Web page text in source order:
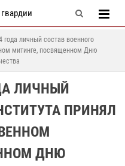
года личный состав военного
митинге, посвященном Дню
ЛИЧНЫЙ
ПРИНЯЛ
ДНЮ